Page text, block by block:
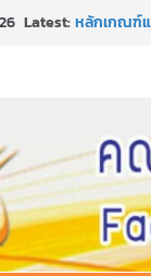
Latest:กิจกรรมกา
และเทคโ
ขอเชิญชวน
ประจำปี พ.
ประกาศสัป